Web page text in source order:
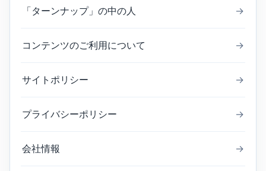
「ターンナップ」の中の人 →
コンテンツのご利用について →
サイトポリシー →
プライバシーポリシー →
会社情報 →